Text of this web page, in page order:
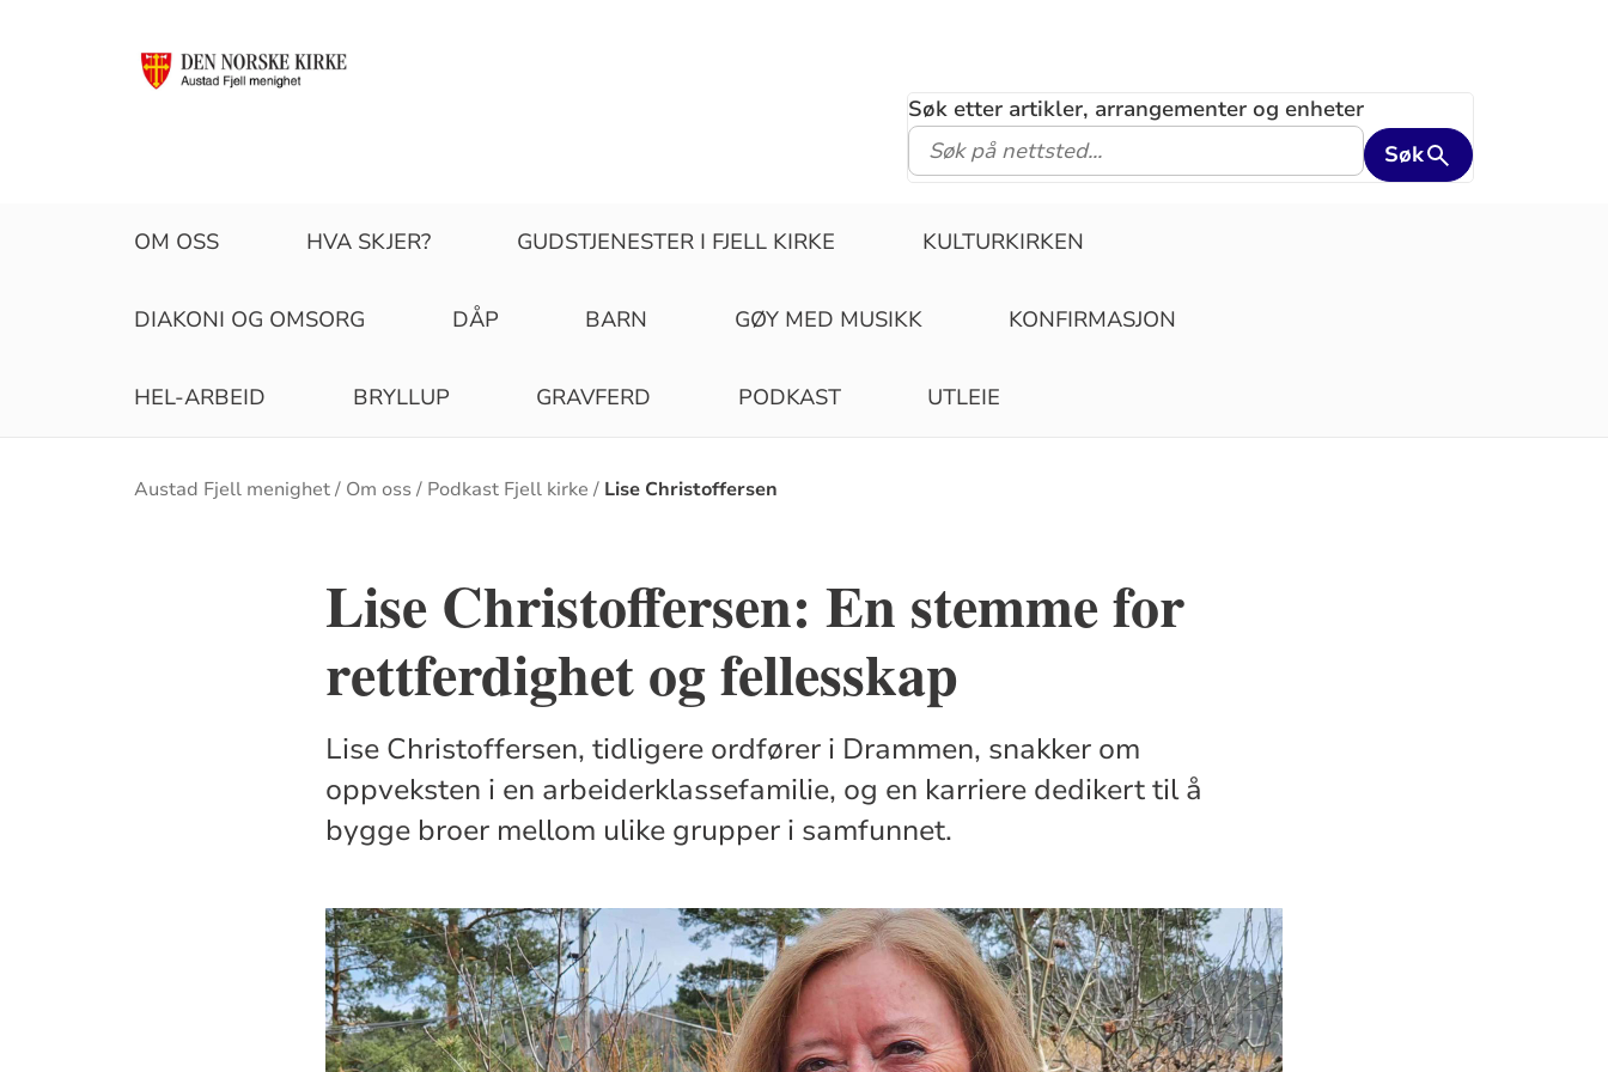
Søk etter artikler, arrangementer og enheter
Søk
OM OSS HVA SKJER? GUDSTJENESTER I FJELL KIRKE KULTURKIRKEN
DIAKONI OG OMSORG DÅP BARN GØY MED MUSIKK KONFIRMASJON
HEL-ARBEID BRYLLUP GRAVFERD PODKAST UTLEIE
Brødsmulesti
Austad Fjell menighet Om oss Podkast Fjell kirke Lise Christoffersen
Lise Christoffersen: En stemme for
rettferdighet og fellesskap
Lise Christoffersen, tidligere ordfører i Drammen, snakker om
oppveksten i en arbeiderklassefamilie, og en karriere dedikert til å
bygge broer mellom ulike grupper i samfunnet.